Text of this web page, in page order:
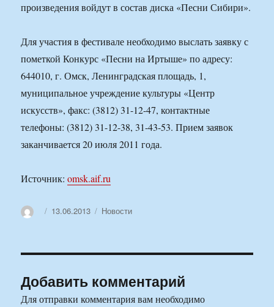
произведения войдут в состав диска «Песни Сибири».
Для участия в фестивале необходимо выслать заявку с
пометкой Конкурс «Песни на Иртыше» по адресу:
644010, г. Омск, Ленинградская площадь, 1,
муниципальное учреждение культуры «Центр
искусств», факс: (3812) 31-12-47, контактные
телефоны: (3812) 31-12-38, 31-43-53. Прием заявок
заканчивается 20 июля 2011 года.
Источник:omsk.aif.ru
АвторОпубликовано
13.06.2013 Рубрики
Новости
Добавить комментарий
Для отправки комментария вам необходимо